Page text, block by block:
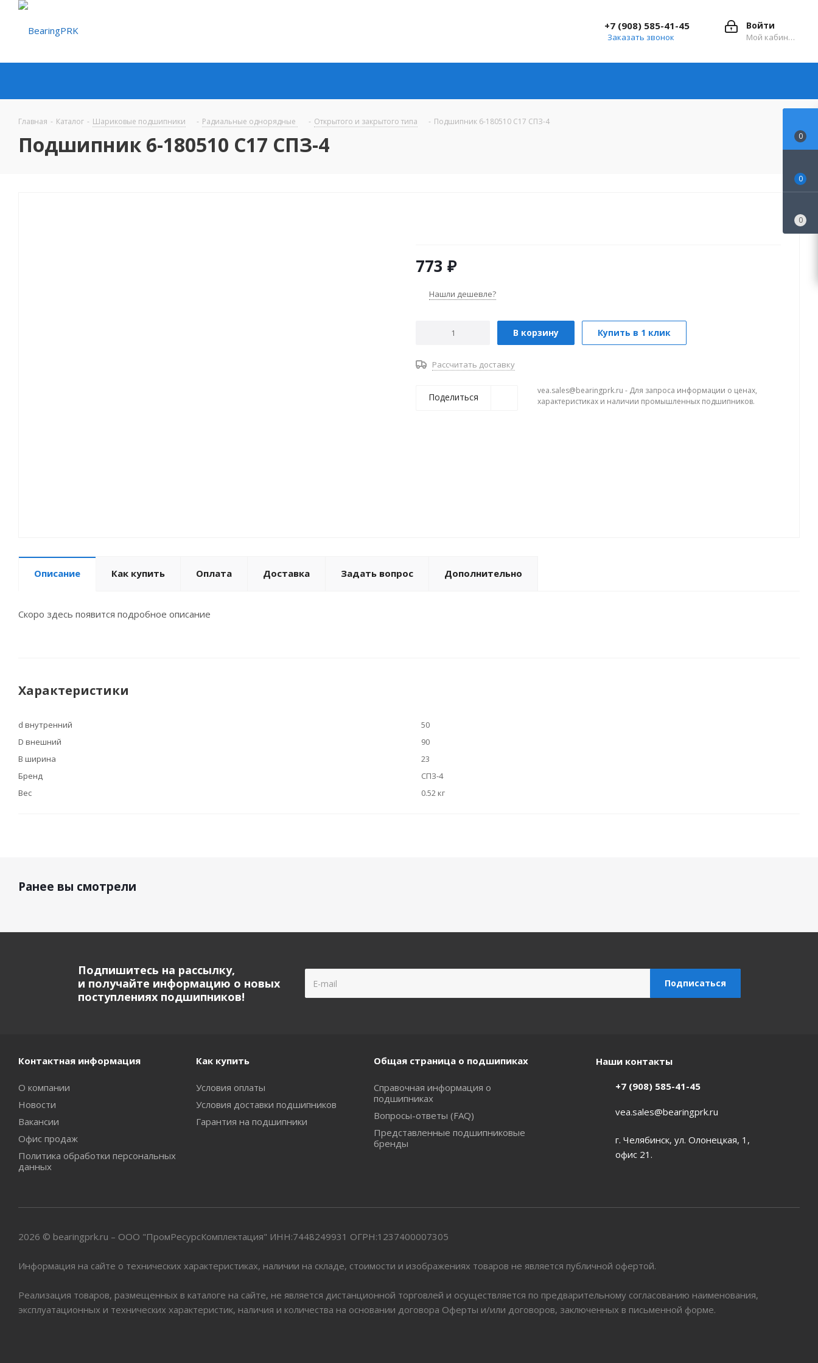
Войти
Мой кабинет
+7 (908) 585-41-45
Заказать звонок
Главная - Каталог - Шариковые подшипники - Радиальные однорядные - Открытого и закрытого типа - Подшипник 6-180510 C17 СПЗ-4
Подшипник 6-180510 C17 СПЗ-4
773 ₽
Нашли дешевле?
В корзину Купить в 1 клик
Рассчитать доставку
Поделиться
vea.sales@bearingprk.ru - Для запроса информации о ценах,
характеристиках и наличии промышленных подшипников.
Описание Как купить Оплата Доставка Задать вопрос Дополнительно
Скоро здесь появится подробное описание
Характеристики
d внутренний
50
D внешний
90
B ширина
23
Бренд
СПЗ-4
Вес
0.52 кг
Ранее вы смотрели
Подпишитесь на рассылку,
и получайте информацию о новых
поступлениях подшипников!
Контактная информация
О компании
Новости
Вакансии
Офис продаж
Политика обработки персональных
данных
Как купить
Условия оплаты
Условия доставки подшипников
Гарантия на подшипники
Общая страница о подшипиках
Справочная информация о
подшипниках
Вопросы-ответы (FAQ)
Представленные подшипниковые
бренды
Наши контакты
+7 (908) 585-41-45
vea.sales@bearingprk.ru
г. Челябинск, ул. Олонецкая, 1,
офис 21.
2026 © bearingprk.ru – ООО "ПромРесурсКомплектация" ИНН:7448249931 ОГРН:1237400007305
Информация на сайте о технических характеристиках, наличии на складе, стоимости и изображениях товаров не является публичной офертой.
Реализация товаров, размещенных в каталоге на сайте, не является дистанционной торговлей и осуществляется по предварительному согласованию наименования,
эксплуатационных и технических характеристик, наличия и количества на основании договора Оферты и/или договоров, заключенных в письменной форме.
0
0
0